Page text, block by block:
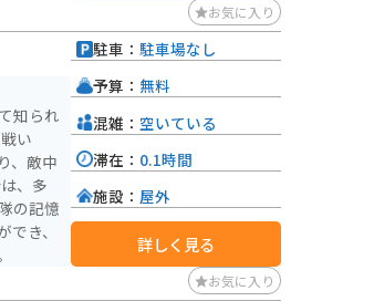
お気に入り
知られ
い
、敵中
の記憶
き、
駐車： 駐車場なし
予算： 無料
混雑： 空いている
滞在： 0.1時間
施設： 屋外
詳しく見る
お気に入り